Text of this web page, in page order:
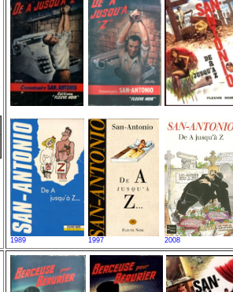
1989 1997 2008